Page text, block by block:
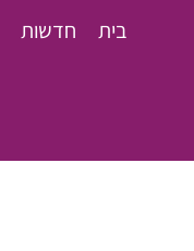
בית חדשות